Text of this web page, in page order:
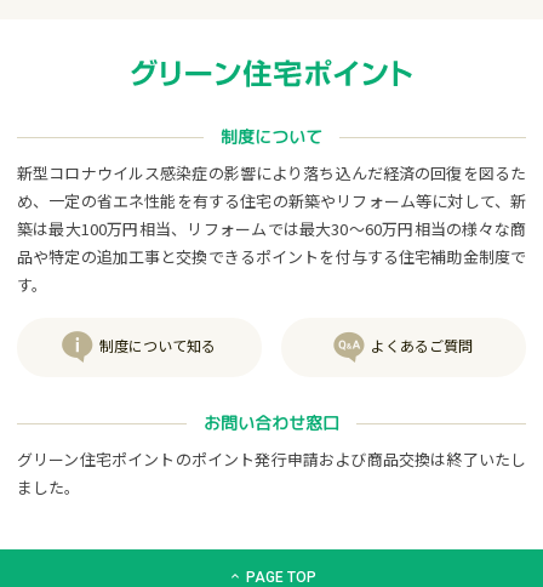
制度について
新型コロナウイルス感染症の影響により落ち込んだ経済の回復を図るた
め、一定の省エネ性能を有する住宅の新築やリフォーム等に対して、新
築は最大100万円相当、リフォームでは最大30～60万円相当の様々な商
品や特定の追加工事と交換できるポイントを付与する住宅補助金制度で
す。
制度について知る よくあるご質問
お問い合わせ窓口
グリーン住宅ポイントのポイント発行申請および商品交換は終了いたし
ました。
グリーン住宅ポイント交換商品カタログサイト「エコdeギフ
PAGE TOP